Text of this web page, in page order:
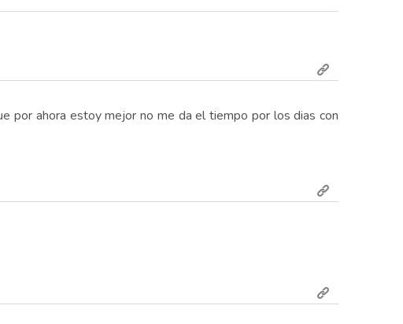
por ahora estoy mejor no me da el tiempo por los dias con